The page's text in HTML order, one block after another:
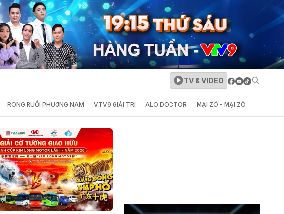
TV & VIDEO
RONG RUỔI PHƯƠNG NAM VTV9 GIẢI TRÍ ALO DOCTOR MẠI ZÔ - MẠI ZÔ